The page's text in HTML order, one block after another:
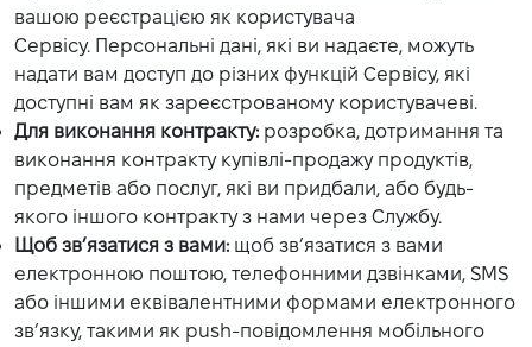
вашою реєстрацією як користувача
Сервісу. Персональні дані, які ви надаєте, можуть
надати вам доступ до різних функцій Сервісу, які
доступні вам як зареєстрованому користувачеві.
Для виконання контракту: розробка, дотримання та
виконання контракту купівлі-продажу продуктів,
предметів або послуг, які ви придбали, або будь-
якого іншого контракту з нами через Службу.
Щоб зв’язатися з вами: щоб зв’язатися з вами
електронною поштою, телефонними дзвінками, SMS
або іншими еквівалентними формами електронного
зв’язку, такими як push-повідомлення мобільного